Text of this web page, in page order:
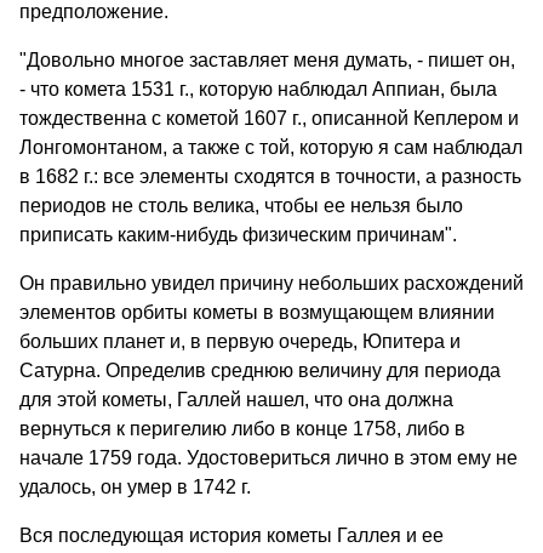
предположение.
"Довольно многое заставляет меня думать, - пишет он,
- что комета 1531 г., которую наблюдал Аппиан, была
тождественна с кометой 1607 г., описанной Кеплером и
Лонгомонтаном, а также с той, которую я сам наблюдал
в 1682 г.: все элементы сходятся в точности, а разность
периодов не столь велика, чтобы ее нельзя было
приписать каким-нибудь физическим причинам".
Он правильно увидел причину небольших расхождений
элементов орбиты кометы в возмущающем влиянии
больших планет и, в первую очередь, Юпитера и
Сатурна. Определив среднюю величину для периода
для этой кометы, Галлей нашел, что она должна
вернуться к перигелию либо в конце 1758, либо в
начале 1759 года. Удостовериться лично в этом ему не
удалось, он умер в 1742 г.
Вся последующая история кометы Галлея и ее